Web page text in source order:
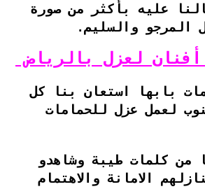
عليه بأكثر من صورة
المرجو والسليم.
لعزل بالرياض
بابها استعان بنا كل
لعمل عزل للحمامات
من كلمات طيبة وشاهدو
الامانة والاهتمام